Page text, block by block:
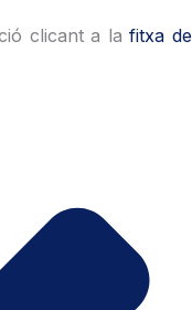
clicant a lafitxa de